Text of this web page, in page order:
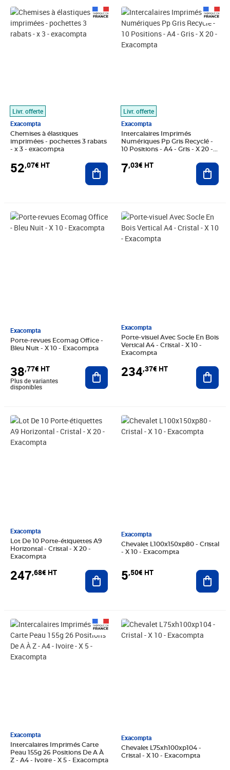
Livr. offerte
Exacompta
Chemises à élastiques
imprimées - pochettes 3 rabats
- x 3 - exacompta
52,07€ HT
Prix 52,07€ HT
Ajouter au panier
Livr. offerte
Exacompta
Intercalaires Imprimés
Numériques Pp Gris Recyclé -
10 Positions - A4 - Gris - X 20 -
7,03€ HT
Prix 7,03€ HT
Exacompta
Porte-revues Ecomag Office -
Bleu Nuit - X 10 - Exacompta
38,77€ HT
Prix 38,77€ HT
Plus de variantes
disponibles
Ajouter au panier
Exacompta
Porte-visuel Avec Socle En Bois
Vertical A4 - Cristal - X 10 -
Exacompta
234,37€ HT
Prix 234,37€ HT
Exacompta
Lot De 10 Porte-étiquettes A9
Horizontal - Cristal - X 20 -
Exacompta
247,68€ HT
Prix 247,68€ HT
Ajouter au panier
Exacompta
Chevalet L100x150xp80 - Cristal
- X 10 - Exacompta
5,50€ HT
Prix 5,50€ HT
Exacompta
Intercalaires Imprimés Carte
Peau 155g 26 Positions De A À
Z - A4 - Ivoire - X 5 - Exacompta
Prix 2,99€ HT
Exacompta
Chevalet L75xh100xp104 -
Cristal - X 10 - Exacompta
Prix 3,99€ HT